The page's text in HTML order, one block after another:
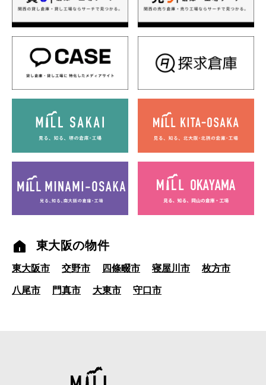
東大阪の物件
東大阪市 交野市 四條畷市 寝屋川市 枚方市
八尾市 門真市 大東市 守口市